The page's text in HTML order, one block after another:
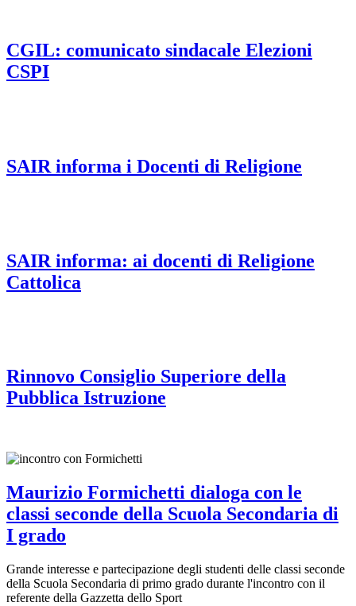
CGIL: comunicato sindacale Elezioni
CSPI
SAIR informa i Docenti di Religione
SAIR informa: ai docenti di Religione
Cattolica
Rinnovo Consiglio Superiore della
Pubblica Istruzione
Maurizio Formichetti dialoga con le
classi seconde della Scuola Secondaria di
I grado
Grande interesse e partecipazione degli studenti delle classi seconde
della Scuola Secondaria di primo grado durante l'incontro con il
referente della Gazzetta dello Sport